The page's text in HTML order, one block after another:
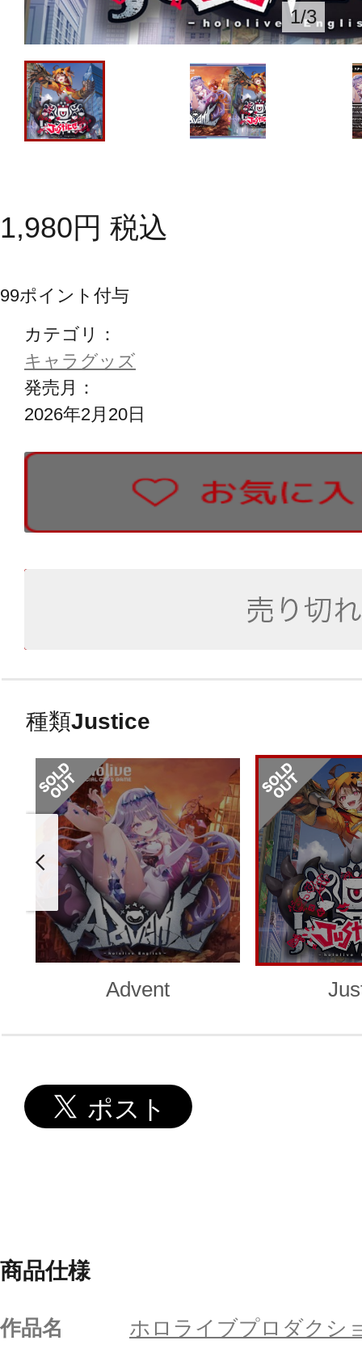
1/3
1,980円 税込
99ポイント付与
カテゴリ：
キャラグッズ
発売月：
2026年2月20日
種類Justice
Advent
商品仕様
作品名 ホロライブプロダクシ